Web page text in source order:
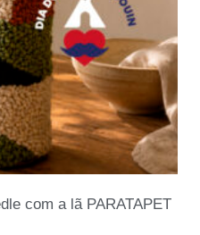
com a lã PARATAPET